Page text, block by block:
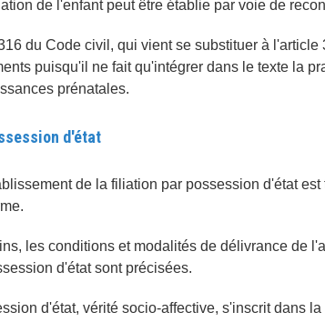
de l'enfant peut être établie par voie de
du Code civil, qui vient se substituer à
puisqu'il ne fait qu'intégrer dans le texte la
prénatales.
d'état
de la filiation par possession d'état
les conditions et modalités de délivrance de
d'état sont précisées.
d'état, vérité socio-affective, s'inscrit dans